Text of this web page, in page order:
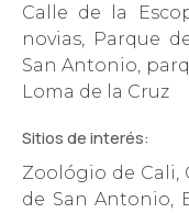
Calle de la
novias, Parque
San Antonio,
Loma de la Cruz
Sitios de interés:
Zoológio de Cali,
de San Antonio,